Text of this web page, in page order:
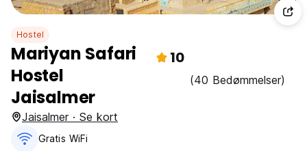
Hostel
Mariyan Safari
Hostel
Jaisalmer
10
(40 Bedømmelser)
Jaisalmer · Se kort
Gratis WiFi